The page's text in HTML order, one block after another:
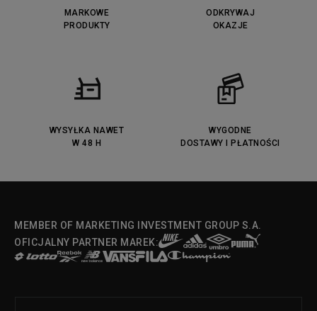
MARKOWE
PRODUKTY
ODKRYWAJ
OKAZJE
WYSYŁKA NAWET
W 48 H
WYGODNE
DOSTAWY I PŁATNOŚCI
MEMBER OF MARKETING INVESTMENT GROUP S.A.
OFICJALNY PARTNER MAREK: